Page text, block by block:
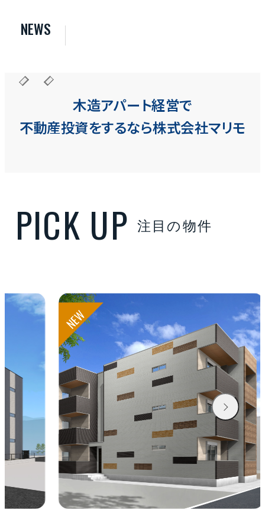
資料請求はこちら
会社概要
個人情報保護方針
カスタマーハラスメントに関する基本方針
コンテンツポリシー
NEWS
木造アパート経営で
不動産投資をするなら株式会社マリモ
注目の物件
NEW